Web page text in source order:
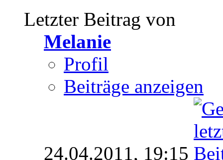
Letzter Beitrag von
Melanie
Profil
Beiträge anzeigen
24.04.2011, 19:15